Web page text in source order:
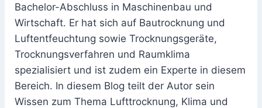
Bachelor-Abschluss in Maschinenbau und
Wirtschaft. Er hat sich auf Bautrocknung und
Luftentfeuchtung sowie Trocknungsgeräte,
Trocknungsverfahren und Raumklima
spezialisiert und ist zudem ein Experte in diesem
Bereich. In diesem Blog teilt der Autor sein
Wissen zum Thema Lufttrocknung, Klima und